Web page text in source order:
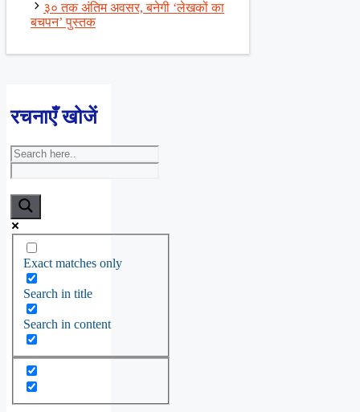
३० तक अंतिम अवसर, बनेगी ‘लेखकों का
बचपन’ पुस्तक
रचनाएँ खोजें
Exact matches only
Search in title
Search in content